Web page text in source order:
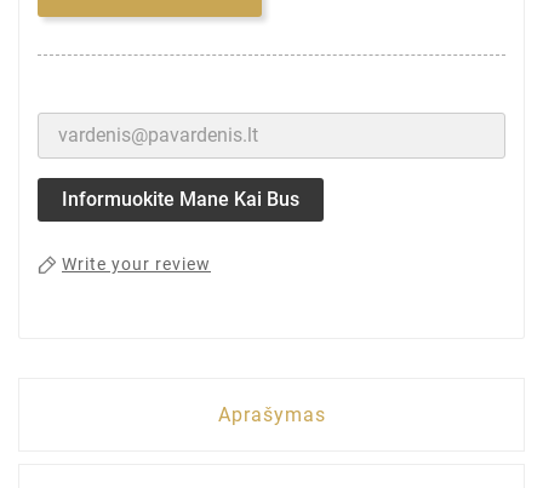
Informuokite Mane Kai Bus
Write your review
Aprašymas